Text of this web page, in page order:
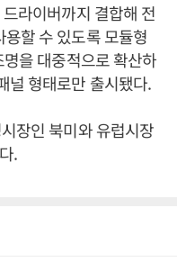
라이버까지 결합해 전
할 수 있도록 모듈형
을 대중적으로 확산하
널 형태로만 출시됐다.
장인 북미와 유럽시장
.